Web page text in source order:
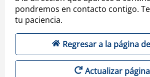
pondremos en contacto contigo.
tu paciencia.
Regresar a la página
Actualizar página